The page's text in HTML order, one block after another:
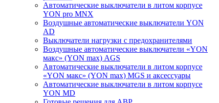
Автоматические выключатели в литом корпусе
YON pro MNX
Воздушные автоматические выключатели YON
AD
Выключатели нагрузки с предохранителями
Воздушные автоматические выключатели «YON
макс» (YON max) AGS
Автоматические выключатели в литом корпусе
«YON макс» (YON max) MGS и аксессуары
Автоматические выключатели в литом корпусе
YON MD